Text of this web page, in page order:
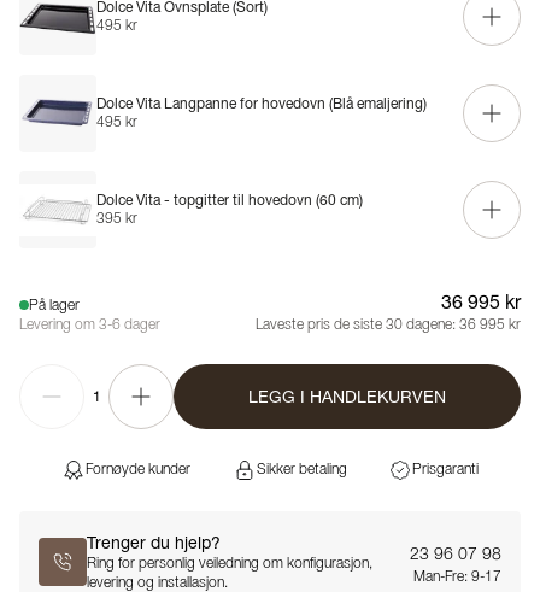
Dolce Vita Ovnsplate (Sort)
495 kr
Dolce Vita Langpanne for hovedovn (Blå emaljering)
495 kr
Dolce Vita - topgitter til hovedovn (60 cm)
395 kr
På lager
Levering om 3-6 dager
36 995 kr
Laveste pris de siste 30 dagene: 36 995 kr
1 LEGG I HANDLEKURVEN
Fornøyde kunder Sikker betaling Prisgaranti
Trenger du hjelp?
Ring for personlig veiledning om konfigurasjon,
levering og installasjon.
23 96 07 98
Man-Fre: 9-17